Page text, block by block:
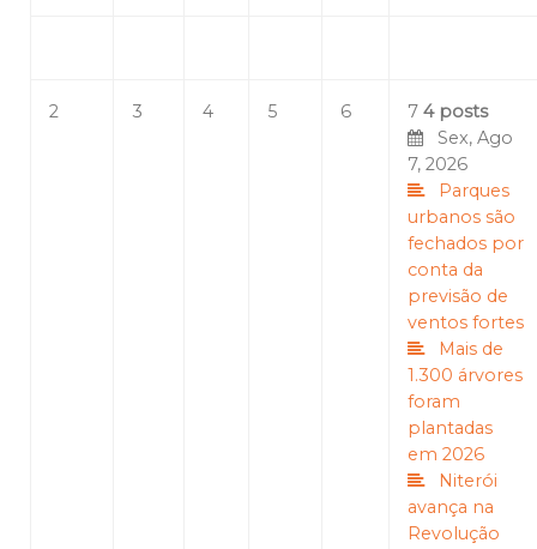
2 3 4 5 6 7 4 posts
Sex, Ago
7, 2026
Parques
urbanos são
fechados por
conta da
previsão de
ventos fortes
Mais de
1.300 árvores
foram
plantadas
em 2026
Niterói
avança na
Revolução